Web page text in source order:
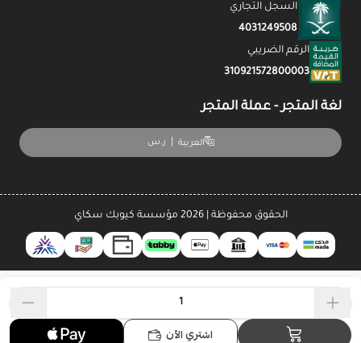
اشتري الآن
السجل التجاري
4031249508
الرقم الضريبي
310921572800003
لغة المتجر - عملة المتجر
العربية ر.س
الحقوق محفوظة | 2026 مؤسسة كيوبك سكاي